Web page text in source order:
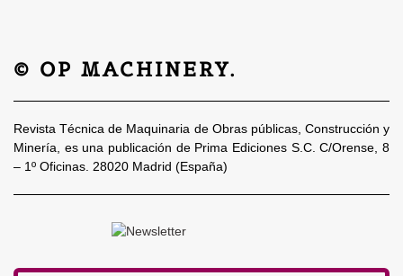
© OP MACHINERY.
Revista Técnica de Maquinaria de Obras públicas, Construcción y
Minería, es una publicación de Prima Ediciones S.C. C/Orense, 8
– 1º Oficinas. 28020 Madrid (España)